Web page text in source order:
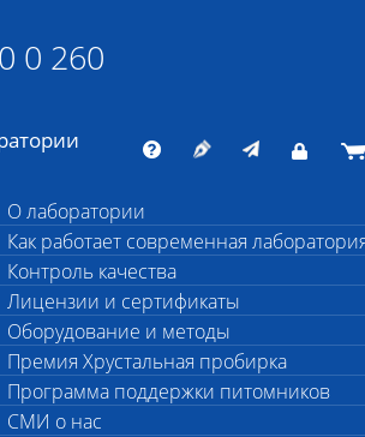
ШАНС БИО
ветеринарная лаборатория
0 260
О лаборатории
Как работает современная
Контроль качества
Лицензии и сертификаты
Оборудование и методы
Премия Хрустальная пробирка
Программа поддержки питомников
СМИ о нас